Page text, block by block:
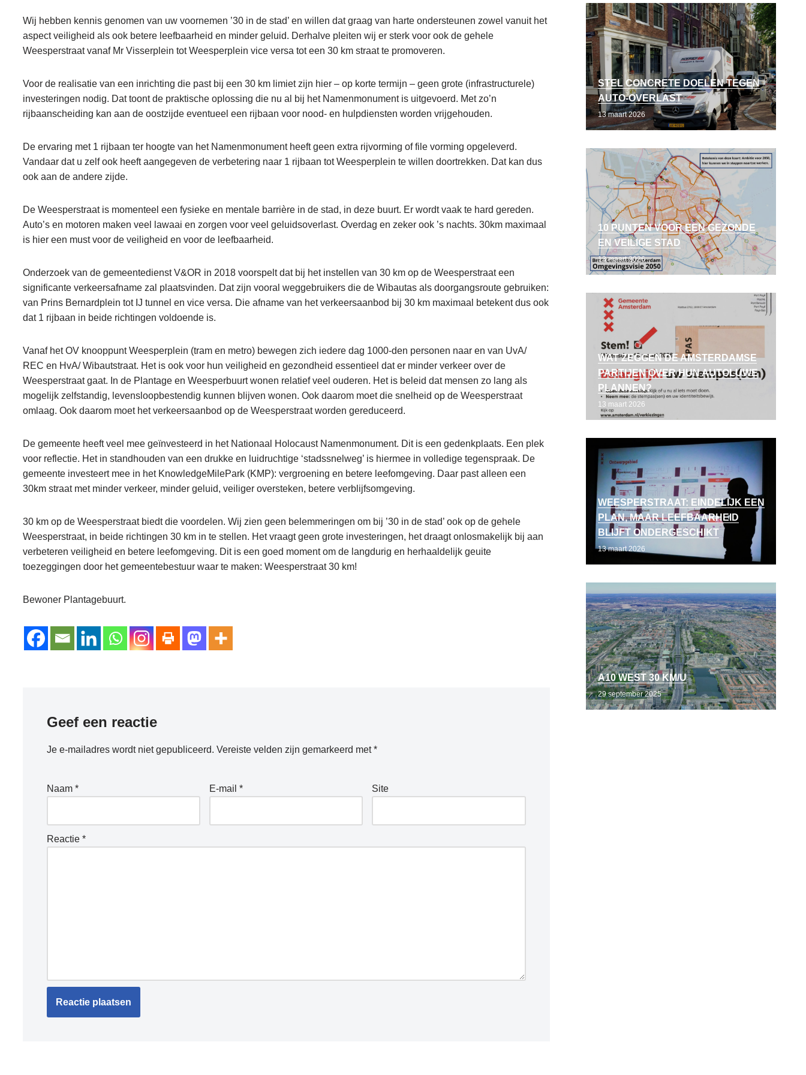
Wij hebben kennis genomen van uw voornemen ’30 in de stad’ en willen dat graag van harte ondersteunen zowel vanuit het
aspect veiligheid als ook betere leefbaarheid en minder geluid. Derhalve pleiten wij er sterk voor ook de gehele
Weesperstraat vanaf Mr Visserplein tot Weesperplein vice versa tot een 30 km straat te promoveren.
Voor de realisatie van een inrichting die past bij een 30 km limiet zijn hier – op korte termijn – geen grote (infrastructurele)
investeringen nodig. Dat toont de praktische oplossing die nu al bij het Namenmonument is uitgevoerd. Met zo’n
rijbaanscheiding kan aan de oostzijde eventueel een rijbaan voor nood- en hulpdiensten worden vrijgehouden.
De ervaring met 1 rijbaan ter hoogte van het Namenmonument heeft geen extra rijvorming of file vorming opgeleverd.
Vandaar dat u zelf ook heeft aangegeven de verbetering naar 1 rijbaan tot Weesperplein te willen doortrekken. Dat kan dus
ook aan de andere zijde.
De Weesperstraat is momenteel een fysieke en mentale barrière in de stad, in deze buurt. Er wordt vaak te hard gereden.
Auto’s en motoren maken veel lawaai en zorgen voor veel geluidsoverlast. Overdag en zeker ook ’s nachts. 30km maximaal
is hier een must voor de veiligheid en voor de leefbaarheid.
Onderzoek van de gemeentedienst V&OR in 2018 voorspelt dat bij het instellen van 30 km op de Weesperstraat een
significante verkeersafname zal plaatsvinden. Dat zijn vooral weggebruikers die de Wibautas als doorgangsroute gebruiken:
van Prins Bernardplein tot IJ tunnel en vice versa. Die afname van het verkeersaanbod bij 30 km maximaal betekent dus ook
dat 1 rijbaan in beide richtingen voldoende is.
Vanaf het OV knooppunt Weesperplein (tram en metro) bewegen zich iedere dag 1000-den personen naar en van UvA/
REC en HvA/ Wibautstraat. Het is ook voor hun veiligheid en gezondheid essentieel dat er minder verkeer over de
Weesperstraat gaat. In de Plantage en Weesperbuurt wonen relatief veel ouderen. Het is beleid dat mensen zo lang als
mogelijk zelfstandig, levensloopbestendig kunnen blijven wonen. Ook daarom moet die snelheid op de Weesperstraat
omlaag. Ook daarom moet het verkeersaanbod op de Weesperstraat worden gereduceerd.
De gemeente heeft veel mee geïnvesteerd in het Nationaal Holocaust Namenmonument. Dit is een gedenkplaats. Een plek
voor reflectie. Het in standhouden van een drukke en luidruchtige ‘stadssnelweg’ is hiermee in volledige tegenspraak. De
gemeente investeert mee in het KnowledgeMilePark (KMP): vergroening en betere leefomgeving. Daar past alleen een
30km straat met minder verkeer, minder geluid, veiliger oversteken, betere verblijfsomgeving.
30 km op de Weesperstraat biedt die voordelen. Wij zien geen belemmeringen om bij ’30 in de stad’ ook op de gehele
Weesperstraat, in beide richtingen 30 km in te stellen. Het vraagt geen grote investeringen, het draagt onlosmakelijk bij aan
verbeteren veiligheid en betere leefomgeving. Dit is een goed moment om de langdurig en herhaaldelijk geuite
toezeggingen door het gemeentebestuur waar te maken: Weesperstraat 30 km!
Bewoner Plantagebuurt.
Geef een reactie
Je e-mailadres wordt niet gepubliceerd. Vereiste velden zijn gemarkeerd met*
Naam * E-mail* Site
Reactie *
STEL CONCRETE DOELEN TEGEN
AUTO-OVERLAST
13 maart 2026
10 PUNTEN VOOR EEN GEZONDE
EN VEILIGE STAD
13 maart 2026
WAT ZEGGEN DE AMSTERDAMSE
PARTIJEN OVER HUN AUTOLUWE
PLANNEN?
13 maart 2026
WEESPERSTRAAT: EINDELIJK EEN
PLAN, MAAR LEEFBAARHEID
BLIJFT ONDERGESCHIKT
13 maart 2026
A10 WEST 30 KM/U
29 september 2025